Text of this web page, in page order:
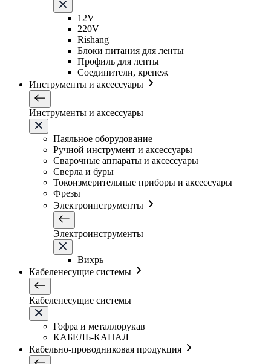
12V
220V
Rishang
Блоки питания для ленты
Профиль для ленты
Соединители, крепеж
Инструменты и аксессуары
Инструменты и аксессуары
Паяльное оборудование
Ручной инструмент и аксессуары
Сварочные аппараты и аксессуары
Сверла и буры
Токоизмерительные приборы и аксессуары
Фрезы
Электроинструменты
Электроинструменты
Вихрь
Кабеленесущие системы
Кабеленесущие системы
Гофра и металлорукав
КАБЕЛЬ-КАНАЛ
Кабельно-проводниковая продукция